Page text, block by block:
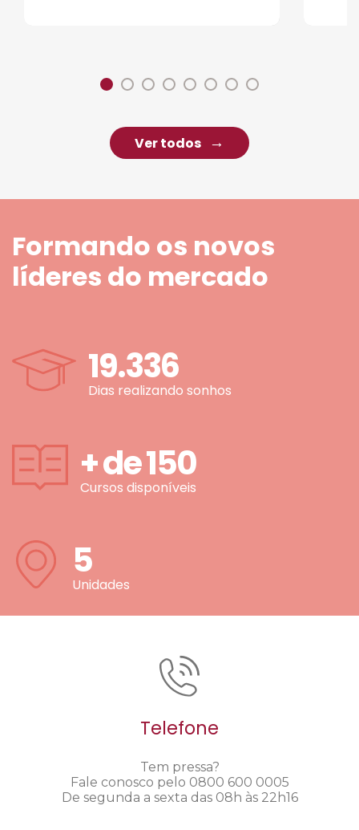
Ver todos
Formando os novos
líderes do mercado
19.336
Dias realizando sonhos
+ de150
Cursos disponíveis
5
Unidades
Telefone
Tem pressa?
Fale conosco pelo 0800 600 0005
De segunda a sexta das 08h às 22h16